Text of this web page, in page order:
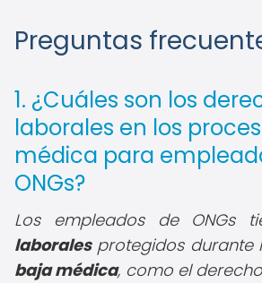
Preguntas
1. ¿Cuáles son los
laborales en los
médica para
ONGs?
Los empleados de ONGs
laboralesprotegidos durante
baja médica, como el